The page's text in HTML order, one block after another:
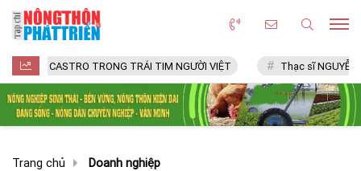
TRONG TRÁI TIM NGƯỜI VIỆT Thạc sĩ NGUYỄN VĂN CHÍ
Trang chủ Doanh nghiệp